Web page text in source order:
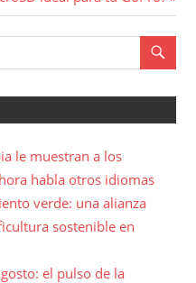
le muestran a los
habla otros idiomas
verde: una alianza
sostenible en
el pulso de la